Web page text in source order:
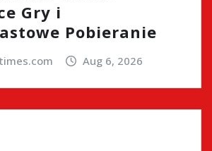
Gry i
Pobieranie
Aug 6, 2026